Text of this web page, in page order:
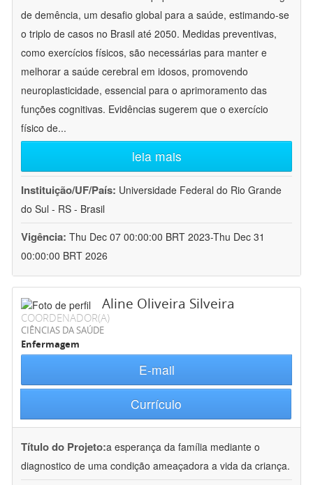
de demência, um desafio global para a saúde, estimando-se
o triplo de casos no Brasil até 2050. Medidas preventivas,
como exercícios físicos, são necessárias para manter e
melhorar a saúde cerebral em idosos, promovendo
neuroplasticidade, essencial para o aprimoramento das
funções cognitivas. Evidências sugerem que o exercício
físico de...
leia mais
Instituição/UF/País: Universidade Federal do Rio Grande
do Sul - RS - Brasil
Vigência: Thu Dec 07 00:00:00 BRT 2023-Thu Dec 31
00:00:00 BRT 2026
Aline Oliveira Silveira
COORDENADOR(A)
CIÊNCIAS DA SAÚDE
Enfermagem
E-mail
Currículo
Título do Projeto:a esperança da família mediante o
diagnostico de uma condição ameaçadora a vida da criança.